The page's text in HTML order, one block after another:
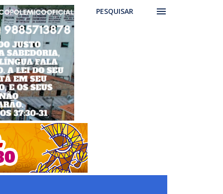
PESQUISAR